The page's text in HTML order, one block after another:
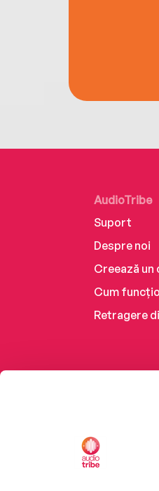
AudioTribe
Suport
Despre noi
Creează un
Cum
Retragere